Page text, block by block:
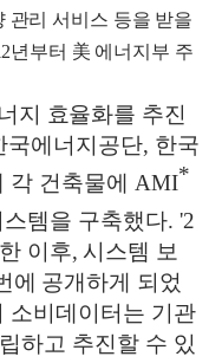
관리 서비스 등을 받을
년부터 美 에너지부 주
지 효율화를 추진
국에너지공단, 한국
건축물에 AMI*
템을 구축했다. '2
이후, 시스템 보
에 공개하게 되었
소비데이터는 기관
하고 추진할 수 있